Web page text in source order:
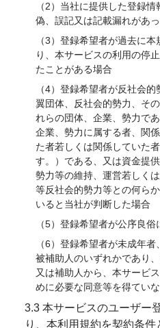
（2）当社に提供した登録
偽、誤記又は記載漏れがあ
（3）登録希望者が過去に
り、本サービスの利用の停
たことがある場合
（4）登録希望者が反社会
翼団体、反社会的勢力、そ
れらの団体、企業、勢力で
企業、勢力に属する者、関
た者若しくは関係していた
す。）である、又は資金提
勢力等の維持、運営若しく
等反社会的勢力等との何ら
いると当社が判断した場合
（5）登録希望者が公序良
（6）登録希望者が未成年
被補助人のいずれかであり
又は補助人から、本サービ
めに必要な同意等を得てい
3.3 本サービスのユーザー
り、本利用規約を契約条